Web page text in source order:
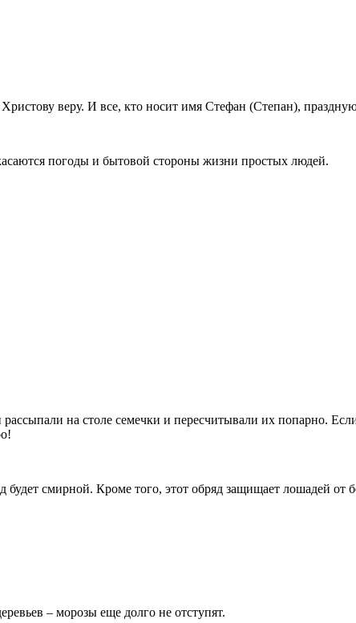
веру. И все, кто носит имя Стефан (Степан),
погоды и бытовой стороны жизни простых людей.
на столе семечки и пересчитывали их попарно.
будет смирной. Кроме того, этот обряд защищает лошадей от
– морозы еще долго не отступят.